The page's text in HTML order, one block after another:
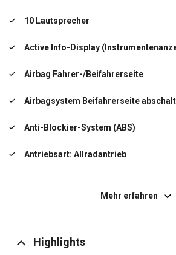
10 Lautsprecher
Active Info-Display
Airbag Fahrer-/Beifahrerseite
Airbagsystem Beifahrerseite
Anti-Blockier-System (ABS)
Antriebsart: Allradantrieb
Mehr erfahren
Highlights